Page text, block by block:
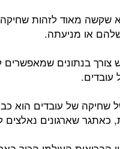
שקשה מאוד לזהות
או מניעתה.
צורך בנתונים שמאפשרים
שחיקה של עובדים הוא
כאתגר שארגונים